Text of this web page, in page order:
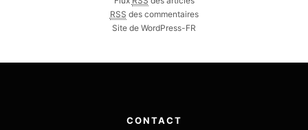
RSS des commentaires
Site de WordPress-FR
CONTACT